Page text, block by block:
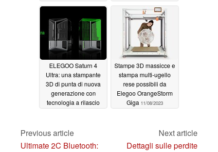
ELEGOO Saturn 4
Ultra: una stampante
3D di punta di nuova
generazione con
tecnologia a rilascio
Stampe 3D massicce e
stampa multi-ugello
rese possibili da
Elegoo OrangeStorm
Giga 11/08/2023
Previous article
Ultimate 2C Bluetooth:
Next article
Dettagli sulle perdite